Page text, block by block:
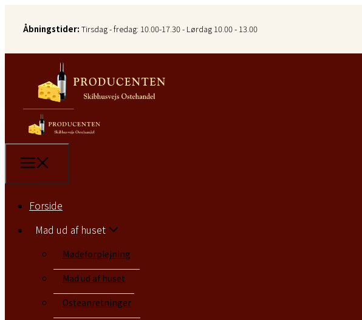
Åbningstider: Tirsdag - fredag: 10.00-17.30 - Lørdag 10.00 - 13.00
Forside
Mad ud af huset
Mad ud af huset
Osteanretninger
Smørrebrød
Forside
Mad ud af huset
Mødeforplejning
Mad ud af huset
Osteanretninger